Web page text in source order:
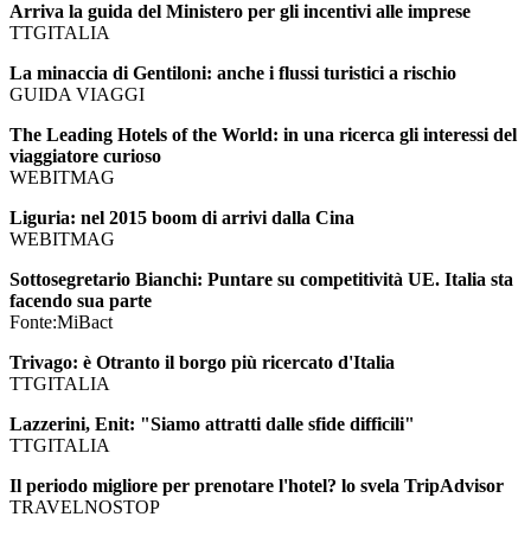
Arriva la guida del Ministero per gli incentivi alle imprese
TTGITALIA
La minaccia di Gentiloni: anche i flussi turistici a rischio
GUIDA VIAGGI
The Leading Hotels of the World: in una ricerca gli interessi del
viaggiatore curioso
WEBITMAG
Liguria: nel 2015 boom di arrivi dalla Cina
WEBITMAG
Sottosegretario Bianchi: Puntare su competitività UE. Italia sta
facendo sua parte
Fonte:MiBact
Trivago: è Otranto il borgo più ricercato d'Italia
TTGITALIA
Lazzerini, Enit: "Siamo attratti dalle sfide difficili"
TTGITALIA
Il periodo migliore per prenotare l'hotel? lo svela TripAdvisor
TRAVELNOSTOP